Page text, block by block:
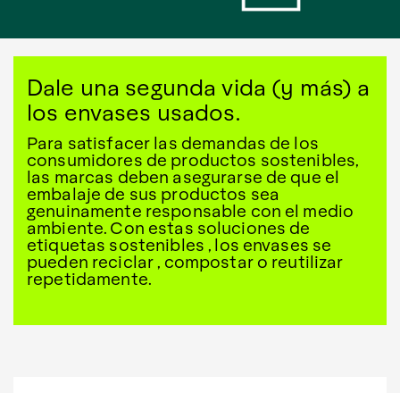
Dale una segunda vida (y más) a
los envases usados.
Para satisfacer las demandas de los
consumidores de productos sostenibles,
las marcas deben asegurarse de que el
embalaje de sus productos sea
genuinamente responsable con el medio
ambiente. Con estas soluciones de
etiquetas sostenibles , los envases se
pueden reciclar , compostar o reutilizar
repetidamente.